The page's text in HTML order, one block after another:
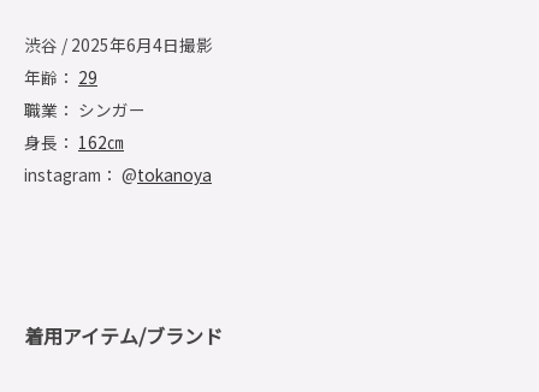
渋谷 / 2025年6月4日撮影
年齢： 29
職業： シンガー
身長： 162㎝
instagram： @tokanoya
着用アイテム/ブランド